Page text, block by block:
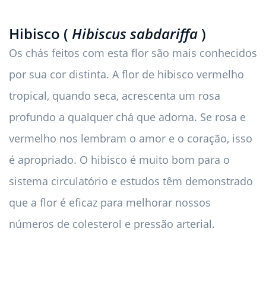
Hibisco ( Hibiscus sabdariffa )
Os chás feitos com esta flor são mais conhecidos
por sua cor distinta. A flor de hibisco vermelho
tropical, quando seca, acrescenta um rosa
profundo a qualquer chá que adorna. Se rosa e
vermelho nos lembram o amor e o coração, isso
é apropriado. O hibisco é muito bom para o
sistema circulatório e estudos têm demonstrado
que a flor é eficaz para melhorar nossos
números de colesterol e pressão arterial.